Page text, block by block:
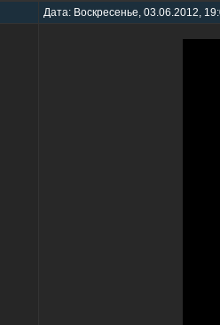
Дата: Воскресенье, 03.06.2012,